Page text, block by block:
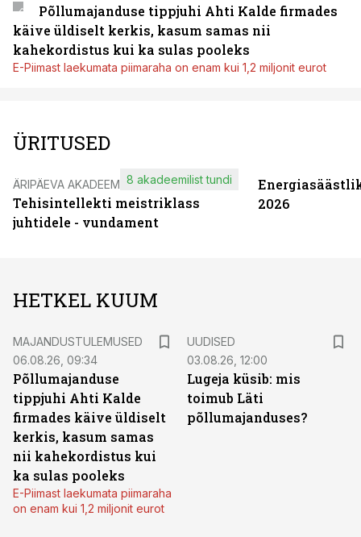
Põllumajanduse tippjuhi Ahti Kalde firmades
käive üldiselt kerkis, kasum samas nii
kahekordistus kui ka sulas pooleks
E-Piimast laekumata piimaraha on enam kui 1,2 miljonit eurot
ÜRITUSED
ÄRIPÄEVA AKADEEMIA
Tehisintellekti meistriklass
juhtidele - vundament
8 akadeemilist tundi
2026
HETKEL KUUM
MAJANDUSTULEMUSED
06.08.26, 09:34
Põllumajanduse
tippjuhi Ahti Kalde
firmades käive üldiselt
kerkis, kasum samas
nii kahekordistus kui
ka sulas pooleks
E-Piimast laekumata piimaraha
on enam kui 1,2 miljonit eurot
UUDISED
03.08.26, 12:00
Lugeja küsib: mis
toimub Läti
põllumajanduses?